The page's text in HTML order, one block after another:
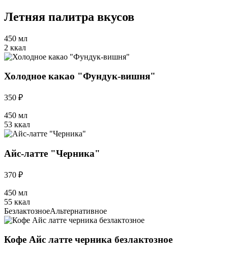
Летняя палитра вкусов
450 мл
2 ккал
Холодное какао "Фундук-вишня"
350 ₽
450 мл
53 ккал
Айс-латте "Черника"
370 ₽
450 мл
55 ккал
БезлактозноеАльтернативное
Кофе Айс латте черника безлактозное